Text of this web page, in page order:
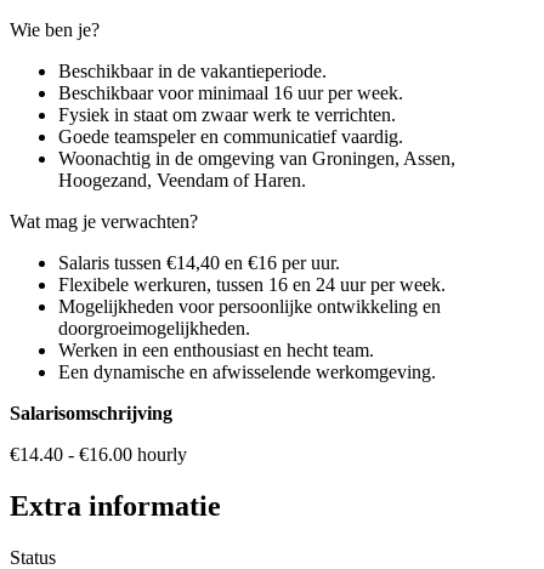
Wie ben je?
Beschikbaar in de vakantieperiode.
Beschikbaar voor minimaal 16 uur per week.
Fysiek in staat om zwaar werk te verrichten.
Goede teamspeler en communicatief vaardig.
Woonachtig in de omgeving van Groningen, Assen,
Hoogezand, Veendam of Haren.
Wat mag je verwachten?
Salaris tussen €14,40 en €16 per uur.
Flexibele werkuren, tussen 16 en 24 uur per week.
Mogelijkheden voor persoonlijke ontwikkeling en
doorgroeimogelijkheden.
Werken in een enthousiast en hecht team.
Een dynamische en afwisselende werkomgeving.
Salarisomschrijving
€14.40 - €16.00 hourly
Extra informatie
Status